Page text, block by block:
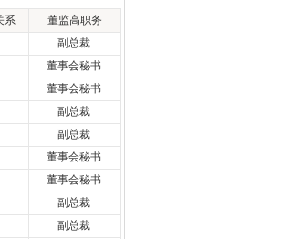
系
董监高职务
副总裁
董事会秘书
董事会秘书
副总裁
副总裁
董事会秘书
董事会秘书
副总裁
副总裁